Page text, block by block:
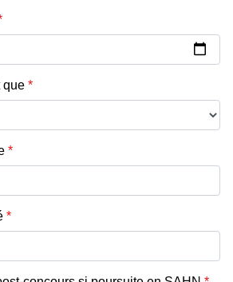
que *
*
*